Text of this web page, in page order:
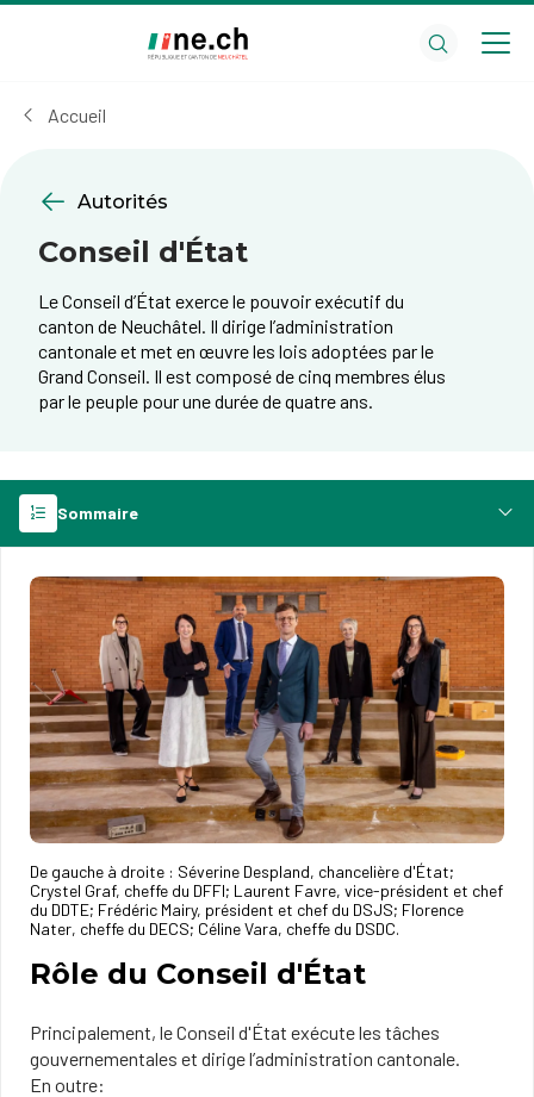
cookies
Accueil
Autorités
Conseil d'État
Le Conseil d’État exerce le pouvoir exécutif du
canton de Neuchâtel. Il dirige l’administration
cantonale et met en œuvre les lois adoptées par le
Grand Conseil. Il est composé de cinq membres élus
par le peuple pour une durée de quatre ans.
Sommaire
De gauche à droite : Séverine Despland, chancelière d'État;
Crystel Graf, cheffe du DFFI; Laurent Favre, vice-président et chef
du DDTE; Frédéric Mairy, président et chef du DSJS; Florence
Nater, cheffe du DECS; Céline Vara, cheffe du DSDC.
Rôle du Conseil d'État
Principalement, le Conseil d'État exécute les tâches
gouvernementales et dirige l’administration cantonale.
En outre: